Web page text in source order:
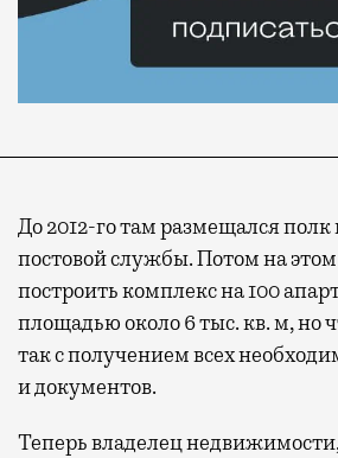
До 2012-го там размещался полк
постовой службы. Потом на
построить комплекс на 100
площадью около 6 тыс. кв. м, но
так с получением всех
и документов.
Теперь владелец